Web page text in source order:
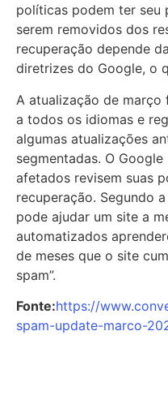
políticas podem ter seu
serem removidos dos
recuperação depende
diretrizes do Google, o
A atualização de março
a todos os idiomas e
algumas atualizações
segmentadas. O
afetados revisem suas
recuperação. Segundo
pode ajudar um site a
automatizados
de meses que o site
spam”.
Fonte:https://
spam-update-marco-